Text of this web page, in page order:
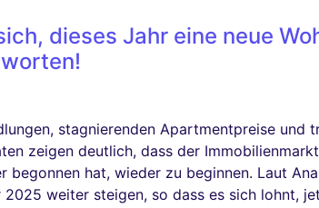
dieses Jahr eine neue
stagnierenden Apartmentpreise und
zeigen deutlich, dass der
begonnen hat, wieder zu beginnen. Laut
weiter steigen, so dass es sich lohnt,